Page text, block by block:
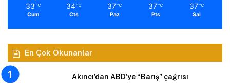
33 ℃
Cum
34 ℃
Cts
37 ℃
Paz
37 ℃
Pts
37 ℃
Sal
En Çok Okunanlar
Akıncı’dan ABD’ye “Barış” çağrısı